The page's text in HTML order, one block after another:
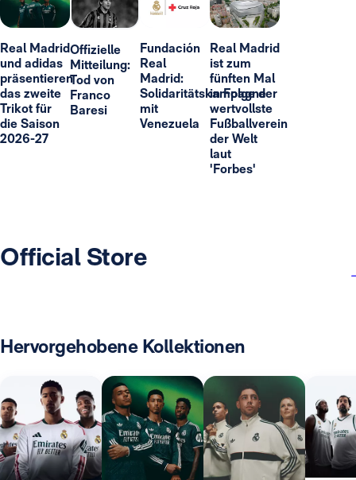
Real Madrid
und adidas
präsentieren
das zweite
Trikot für
die Saison
2026-27
Offizielle
Mitteilung:
Tod von
Franco
Baresi
Fundación
Real
Madrid:
Solidaritätskampagne
mit
Venezuela
Real Madrid
ist zum
fünften Mal
in Folge der
wertvollste
Fußballverein
der Welt
laut
'Forbes'
Official Store
Hervorgehobene Kollektionen